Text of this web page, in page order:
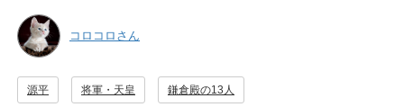
コロコロさん
源平 将軍・天皇 鎌倉殿の13人